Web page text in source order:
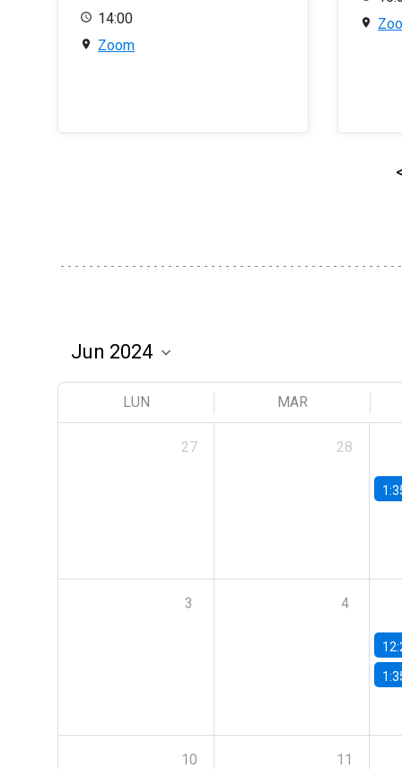
14:00
Zoom
LUN MAR
27 28
3 4
10 11